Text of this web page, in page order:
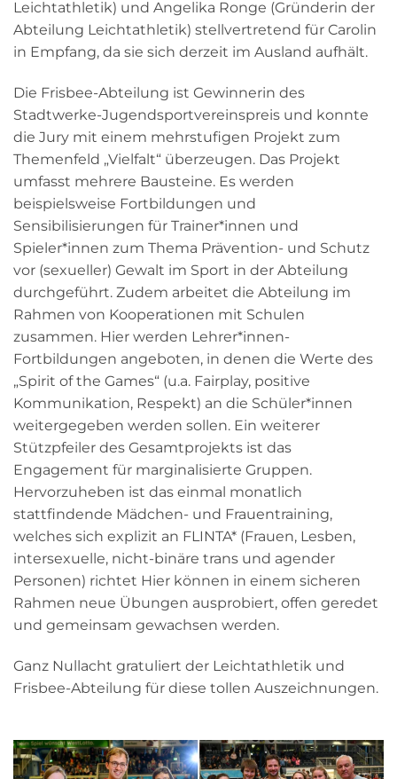
Leichtathletik) und Angelika Ronge (Gründerin der
Abteilung Leichtathletik) stellvertretend für Carolin
in Empfang, da sie sich derzeit im Ausland aufhält.
Die Frisbee-Abteilung ist Gewinnerin des
Stadtwerke-Jugendsportvereinspreis und konnte
die Jury mit einem mehrstufigen Projekt zum
Themenfeld „Vielfalt“ überzeugen. Das Projekt
umfasst mehrere Bausteine. Es werden
beispielsweise Fortbildungen und
Sensibilisierungen für Trainer*innen und
Spieler*innen zum Thema Prävention- und Schutz
vor (sexueller) Gewalt im Sport in der Abteilung
durchgeführt. Zudem arbeitet die Abteilung im
Rahmen von Kooperationen mit Schulen
zusammen. Hier werden Lehrer*innen-
Fortbildungen angeboten, in denen die Werte des
„Spirit of the Games“ (u.a. Fairplay, positive
Kommunikation, Respekt) an die Schüler*innen
weitergegeben werden sollen. Ein weiterer
Stützpfeiler des Gesamtprojekts ist das
Engagement für marginalisierte Gruppen.
Hervorzuheben ist das einmal monatlich
stattfindende Mädchen- und Frauentraining,
welches sich explizit an FLINTA* (Frauen, Lesben,
intersexuelle, nicht-binäre trans und agender
Personen) richtet Hier können in einem sicheren
Rahmen neue Übungen ausprobiert, offen geredet
und gemeinsam gewachsen werden.
Ganz Nullacht gratuliert der Leichtathletik und
Frisbee-Abteilung für diese tollen Auszeichnungen.